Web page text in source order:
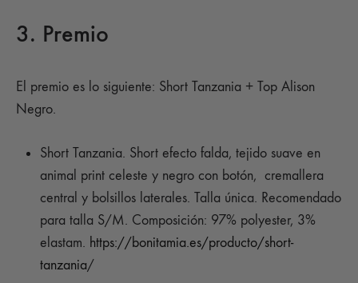
3. Premio
El premio es lo siguiente: Short Tanzania + Top Alison
Negro.
Short Tanzania. Short efecto falda, tejido suave en
animal print celeste y negro con botón, cremallera
central y bolsillos laterales. Talla única. Recomendado
para talla S/M. Composición: 97% polyester, 3%
elastam. https://bonitamia.es/producto/short-
tanzania/